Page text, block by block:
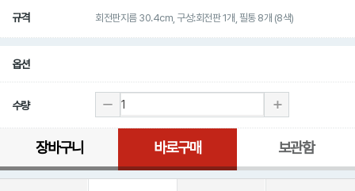
규격 회전판지름 30.4cm, 구성:회전판 1개, 필통 8개 (8색)
옵션
수량
장바구니 바로구매 보관함